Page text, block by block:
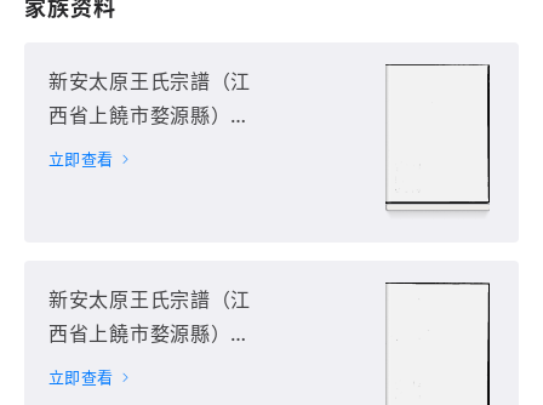
家族资料
新安太原王氏宗譜（江
西省上饒市婺源縣）第
1册
立即查看
新安太原王氏宗譜（江
西省上饒市婺源縣）第
2册
立即查看